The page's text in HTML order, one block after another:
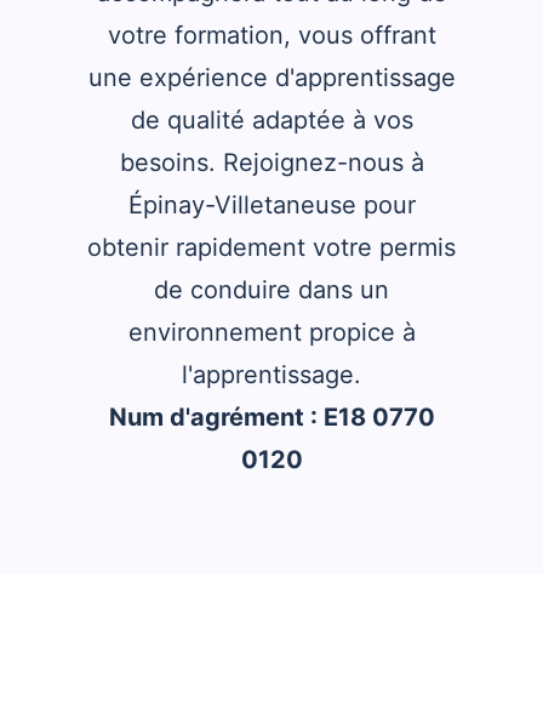
votre formation, vous offrant
une expérience d'apprentissage
de qualité adaptée à vos
besoins. Rejoignez-nous à
Épinay-Villetaneuse pour
obtenir rapidement votre permis
de conduire dans un
environnement propice à
l'apprentissage.
Num d'agrément : E18 0770
0120